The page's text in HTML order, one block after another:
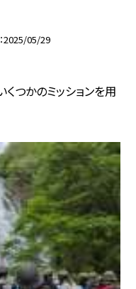
2025/05/29
くつかのミッションを用